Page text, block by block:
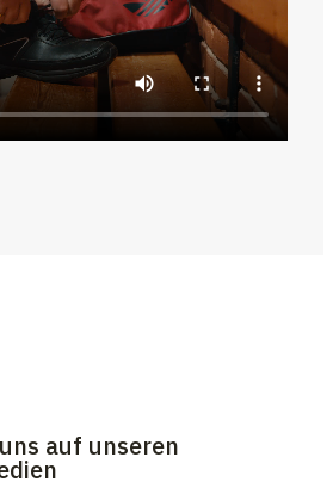
auf unseren